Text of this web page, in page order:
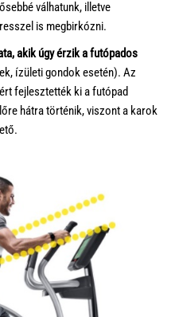
válhatunk, illetve
is megbirkózni.
akik úgy érzik a futópados
ízületi gondok esetén). Az
fejlesztették ki a futópad
hátra történik, viszont a karok